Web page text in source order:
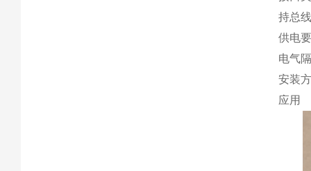
持总
供电
电气
安装
应用